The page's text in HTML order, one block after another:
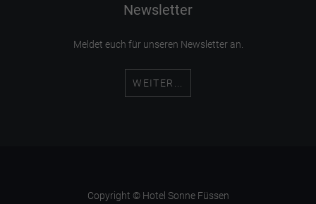
Newsletter
Meldet euch für unseren Newsletter an.
WEITER...
Copyright © Hotel Sonne Füssen